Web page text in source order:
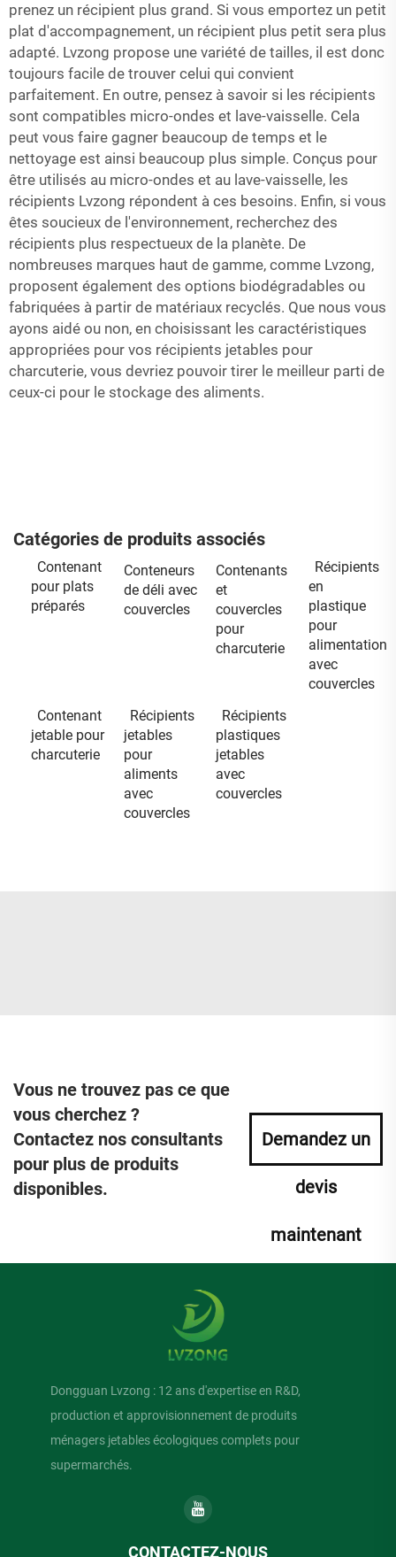
prenez un récipient plus grand. Si vous emportez un petit
plat d'accompagnement, un récipient plus petit sera plus
adapté. Lvzong propose une variété de tailles, il est donc
toujours facile de trouver celui qui convient
parfaitement. En outre, pensez à savoir si les récipients
sont compatibles micro-ondes et lave-vaisselle. Cela
peut vous faire gagner beaucoup de temps et le
nettoyage est ainsi beaucoup plus simple. Conçus pour
être utilisés au micro-ondes et au lave-vaisselle, les
récipients Lvzong répondent à ces besoins. Enfin, si vous
êtes soucieux de l'environnement, recherchez des
récipients plus respectueux de la planète. De
nombreuses marques haut de gamme, comme Lvzong,
proposent également des options biodégradables ou
fabriquées à partir de matériaux recyclés. Que nous vous
ayons aidé ou non, en choisissant les caractéristiques
appropriées pour vos récipients jetables pour
charcuterie, vous devriez pouvoir tirer le meilleur parti de
ceux-ci pour le stockage des aliments.
Catégories de produits associés
Contenant
pour plats
préparés
Conteneurs
de déli avec
couvercles
Contenants
et
couvercles
pour
charcuterie
Récipients
en
plastique
pour
alimentation
avec
couvercles
Contenant
jetable pour
charcuterie
Récipients
jetables
pour
aliments
avec
couvercles
Récipients
plastiques
jetables
avec
couvercles
Vous ne trouvez pas ce que
vous cherchez ?
Contactez nos consultants
pour plus de produits
disponibles.
Demandez un
devis
maintenant
Dongguan Lvzong : 12 ans d'expertise en R&D,
production et approvisionnement de produits
ménagers jetables écologiques complets pour
supermarchés.
CONTACTEZ-NOUS